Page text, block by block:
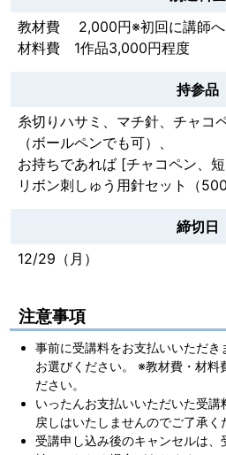
教材費 2,000円※初回に講師へ
材料費 1作品3,000円程度
持参品
糸切りハサミ、マチ針、チャコ
（ボールペンでも可）、
お持ちであれば [チャコペン、
リボン刺しゅう用針セット（
締切日
12/29（月）
注意事項
事前に受講料をお支払いいただ
お選びください。 ※教材費・材料
ださい。
いったんお支払いいただいた受
戻しはいたしませんのでご了承く
受講申し込み後のキャンセルは